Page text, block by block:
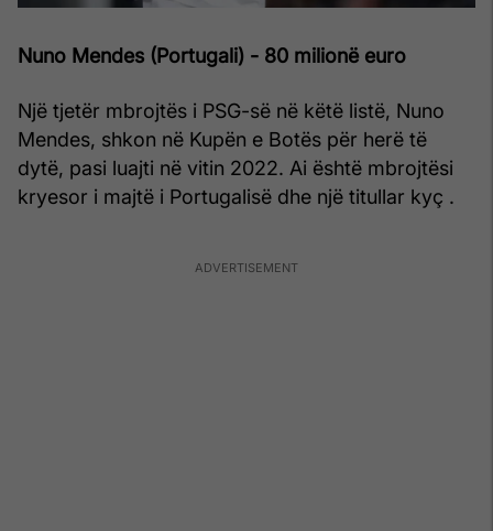
Nuno Mendes (Portugali) - 80 milionë euro
Një tjetër mbrojtës i PSG-së në këtë listë, Nuno
Mendes, shkon në Kupën e Botës për herë të
dytë, pasi luajti në vitin 2022. Ai është mbrojtësi
kryesor i majtë i Portugalisë dhe një titullar kyç .